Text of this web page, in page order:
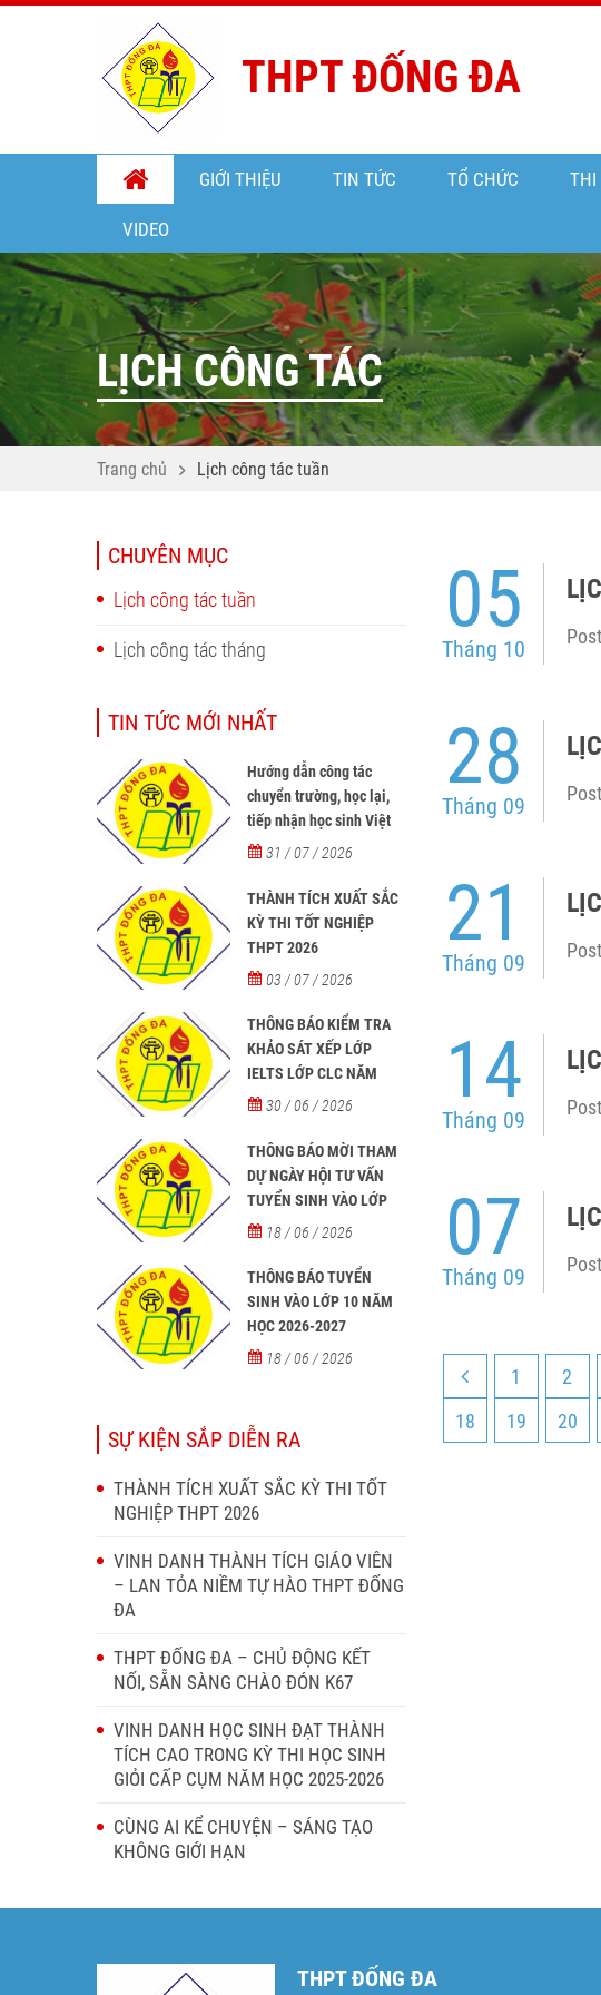
THPT ĐỐNG ĐA
GIỚI THIỆU TIN TỨC TỔ CHỨC THI
VIDEO
LỊCH CÔNG TÁC
Trang chủ Lịch công tác tuần
CHUYÊN MỤC
Lịch công tác tuần
Lịch công tác tháng
TIN TỨC MỚI NHẤT
Hướng dẫn công tác
chuyển trường, học lại,
tiếp nhận học sinh Việt
Nam về nước, tiếp nhận
ngoài học tại các trường
từ năm học 2026-2027
31 / 07 / 2026
THÀNH TÍCH XUẤT SẮC
KỲ THI TỐT NGHIỆP
THPT 2026
03 / 07 / 2026
THÔNG BÁO KIỂM TRA
KHẢO SÁT XẾP LỚP
IELTS LỚP CLC NĂM
HỌC 2026 - 2027
30 / 06 / 2026
THÔNG BÁO MỜI THAM
DỰ NGÀY HỘI TƯ VẤN
TUYỂN SINH VÀO LỚP
10 NĂM HỌC 2026–2027
18 / 06 / 2026
THÔNG BÁO TUYỂN
SINH VÀO LỚP 10 NĂM
HỌC 2026-2027
18 / 06 / 2026
SỰ KIỆN SẮP DIỄN RA
THÀNH TÍCH XUẤT SẮC KỲ THI TỐT
NGHIỆP THPT 2026
VINH DANH THÀNH TÍCH GIÁO VIÊN
– LAN TỎA NIỀM TỰ HÀO THPT ĐỐNG
ĐA
THPT ĐỐNG ĐA – CHỦ ĐỘNG KẾT
NỐI, SẴN SÀNG CHÀO ĐÓN K67
VINH DANH HỌC SINH ĐẠT THÀNH
TÍCH CAO TRONG KỲ THI HỌC SINH
GIỎI CẤP CỤM NĂM HỌC 2025-2026
CÙNG AI KỂ CHUYỆN – SÁNG TẠO
KHÔNG GIỚI HẠN
05
Tháng 10
28
Tháng 09
21
Tháng 09
14
Tháng 09
07
Tháng 09
1 2
18
19 20
THPT ĐỐNG ĐA